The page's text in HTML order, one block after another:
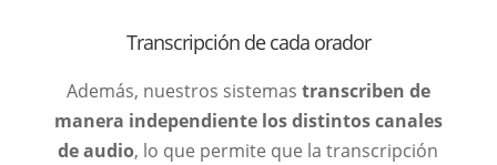
Transcripción de cada orador
Además, nuestros sistemas transcriben de
manera independiente los distintos canales
de audio, lo que permite que la transcripción